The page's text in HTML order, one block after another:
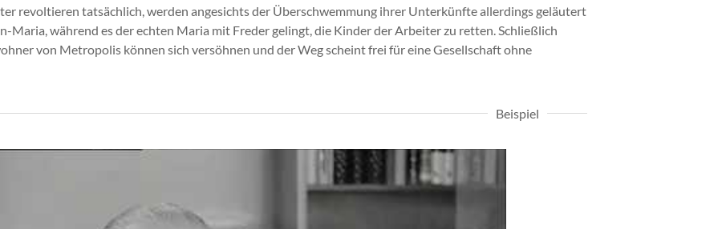
revoltieren tatsächlich, werden angesichts der Überschwemmung ihrer Unterkünfte allerdings geläutert
Maria, während es der echten Maria mit Freder gelingt, die Kinder der Arbeiter zu retten. Schließlich
von Metropolis können sich versöhnen und der Weg scheint frei für eine Gesellschaft ohne
Beispiel